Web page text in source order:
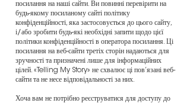
посилання на наші сайти. Ви повинні перевірити на
будь-якому посиланому сайті політику
конфіденційності, яка застосовується до цього сайту,
і/або зробити будь-які необхідні запити щодо цієї
політики конфіденційності в оператора посилання. Ці
посилання на веб-сайти третіх сторін надаються для
зручності та призначені лише для інформаційних
цілей. «Telling My Story» не схвалює ці пов’язані веб-
сайти та не несе відповідальності за них.
Хоча вам не потрібно реєструватися для доступу до